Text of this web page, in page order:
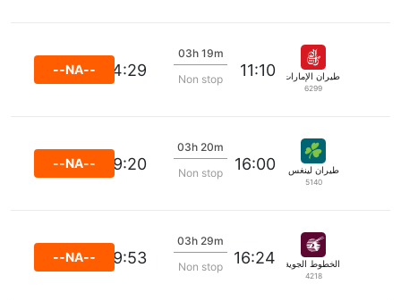
طيران الإمارات
6299
11:10
03h 19m
Non stop
14:29
--NA--
طيران لينغس
5140
16:00
03h 20m
Non stop
19:20
--NA--
الخطوط الجوية القطرية
4218
16:24
03h 29m
Non stop
19:53
--NA--